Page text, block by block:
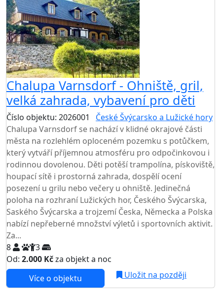
Chalupa Varnsdorf - Ohniště, gril,
velká zahrada, vybavení pro děti
Číslo objektu: 2026001
České Švýcarsko a Lužické hory
Chalupa Varnsdorf se nachází v klidné okrajové části
města na rozlehlém oploceném pozemku s potůčkem,
který vytváří příjemnou atmosféru pro odpočinkovou i
rodinnou dovolenou. Děti potěší trampolína, pískoviště,
houpací sítě i prostorná zahrada, dospělí ocení
posezení u grilu nebo večery u ohniště. Jedinečná
poloha na rozhraní Lužických hor, Českého Švýcarska,
Saského Švýcarska a trojzemí Česka, Německa a Polska
nabízí nepřeberné množství výletů i sportovních aktivit.
Za...
8
3
Od: 2.000 Kčza objekt a noc
Více o objektu Uložit na později